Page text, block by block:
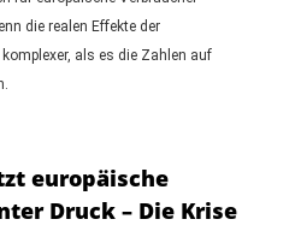
die realen Effekte der
als es die Zahlen auf
europäische
Druck – Die Krise